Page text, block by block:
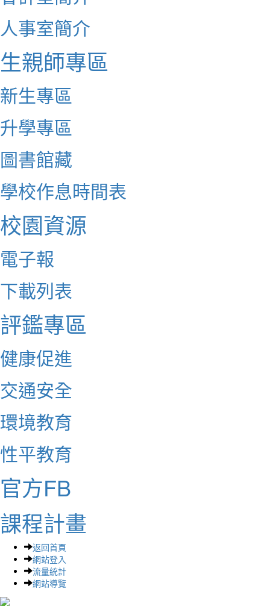
人事室簡介
生親師專區
新生專區
升學專區
圖書館藏
學校作息時間表
校園資源
電子報
下載列表
評鑑專區
健康促進
交通安全
環境教育
性平教育
官方FB
課程計畫
返回首頁
網站登入
流量統計
網站導覽